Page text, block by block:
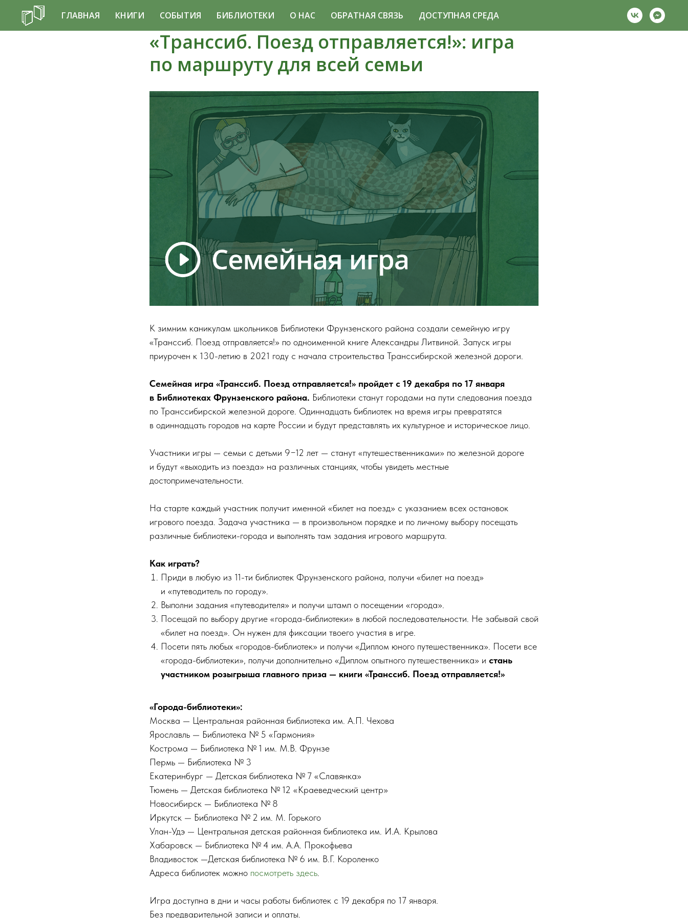
ГЛАВНАЯ КНИГИ СОБЫТИЯ БИБЛИОТЕКИ О НАС ОБРАТНАЯ СВЯЗЬ ДОСТУПНАЯ СРЕДА
«Транссиб. Поезд отправляется!»: игра
по маршруту для всей семьи
К зимним каникулам школьников Библиотеки Фрунзенского района создали семейную игру
«Транссиб. Поезд отправляется!» по одноименной книге Александры Литвиной. Запуск игры
приурочен к 130-летию в 2021 году с начала строительства Транссибирской железной дороги.
Семейная игра «Транссиб. Поезд отправляется!» пройдет с 19 декабря по 17 января
в Библиотеках Фрунзенского района. Библиотеки станут городами на пути следования поезда
по Транссибирской железной дороге. Одиннадцать библиотек на время игры превратятся
в одиннадцать городов на карте России и будут представлять их культурное и историческое лицо.
Участники игры — семьи с детьми 9−12 лет — станут «путешественниками» по железной дороге
и будут «выходить из поезда» на различных станциях, чтобы увидеть местные
достопримечательности.
На старте каждый участник получит именной «билет на поезд» с указанием всех остановок
игрового поезда. Задача участника — в произвольном порядке и по личному выбору посещать
различные библиотеки-города и выполнять там задания игрового маршрута.
Как играть?
Приди в любую из 11-ти библиотек Фрунзенского района, получи «билет на поезд»
и «путеводитель по городу».
Выполни задания «путеводителя» и получи штамп о посещении «города».
Посещай по выбору другие «города-библиотеки» в любой последовательности. Не забывай свой
«билет на поезд». Он нужен для фиксации твоего участия в игре.
Посети пять любых «городов-библиотек» и получи «Диплом юного путешественника». Посети все
«города-библиотеки», получи дополнительно «Диплом опытного путешественника» и стань
участником розыгрыша главного приза — книги «Транссиб. Поезд отправляется!»
«Города-библиотеки»:
Москва — Центральная районная библиотека им. А.П. Чехова
Ярославль — Библиотека № 5 «Гармония»
Кострома — Библиотека № 1 им. М.В. Фрунзе
Пермь — Библиотека № 3
Екатеринбург — Детская библиотека № 7 «Славянка»
Тюмень — Детская библиотека № 12 «Краеведческий центр»
Новосибирск — Библиотека № 8
Иркутск — Библиотека № 2 им. М. Горького
Улан-Удэ — Центральная детская районная библиотека им. И.А. Крылова
Хабаровск — Библиотека № 4 им. А.А. Прокофьева
Владивосток —Детская библиотека № 6 им. В.Г. Короленко
Адреса библиотек можно посмотреть здесь
Игра доступна в дни и часы работы библиотек с 19 декабря по 17 января.
Без предварительной записи и оплаты.